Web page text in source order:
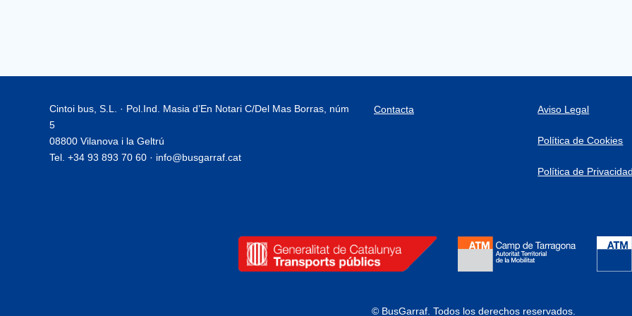
Cintoi bus, S.L. · Pol.Ind. Masia d’En Notari C/Del Mas Borras, núm
5
08800 Vilanova i la Geltrú
Tel. +34 93 893 70 60 · info@busgarraf.cat
Contacta Aviso Legal
Política de Cookies
Política de
© BusGarraf.Todos los derechos reservados.